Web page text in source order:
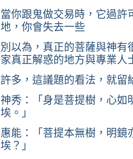
當你跟鬼做交易時，它過許
地，你會失去一些
別以為，真正的菩薩與神有
家真正解惑的地方與專業人
許多，這議題的看法，就留
神秀：「身是菩提樹，心如
埃。」
惠能：「菩提本無樹，明鏡
埃？」